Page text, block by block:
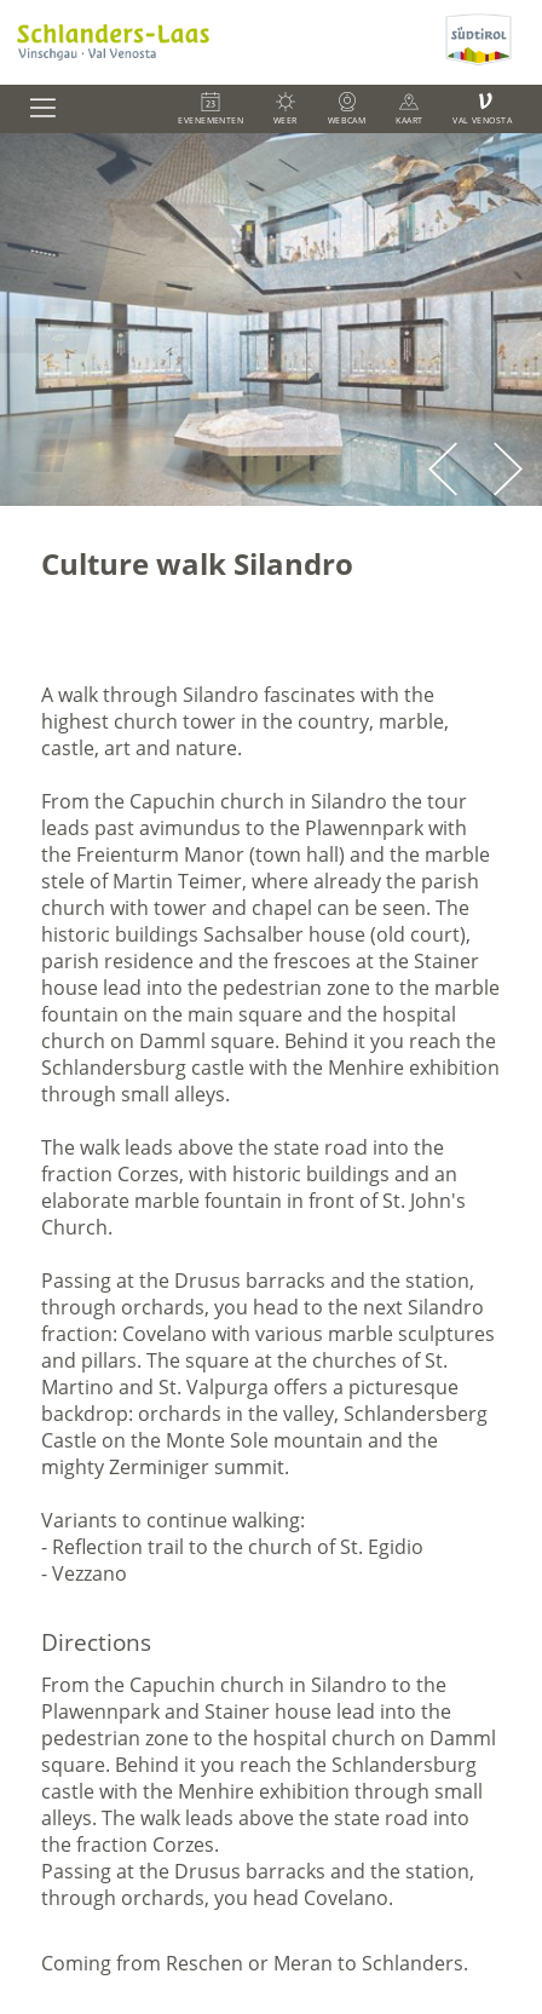
EVENEMENTEN WEER WEBCAM KAART
V
VAL VENOSTA
Culture walk Silandro
A walk through Silandro fascinates with the
highest church tower in the country, marble,
castle, art and nature.
From the Capuchin church in Silandro the tour
leads past avimundus to the Plawennpark with
the Freienturm Manor (town hall) and the marble
stele of Martin Teimer, where already the parish
church with tower and chapel can be seen. The
historic buildings Sachsalber house (old court),
parish residence and the frescoes at the Stainer
house lead into the pedestrian zone to the marble
fountain on the main square and the hospital
church on Damml square. Behind it you reach the
Schlandersburg castle with the Menhire exhibition
through small alleys.
The walk leads above the state road into the
fraction Corzes, with historic buildings and an
elaborate marble fountain in front of St. John's
Church.
Passing at the Drusus barracks and the station,
through orchards, you head to the next Silandro
fraction: Covelano with various marble sculptures
and pillars. The square at the churches of St.
Martino and St. Valpurga offers a picturesque
backdrop: orchards in the valley, Schlandersberg
Castle on the Monte Sole mountain and the
mighty Zerminiger summit.
Variants to continue walking:
- Reflection trail to the church of St. Egidio
- Vezzano
Directions
From the Capuchin church in Silandro to the
Plawennpark and Stainer house lead into the
pedestrian zone to the hospital church on Damml
square. Behind it you reach the Schlandersburg
castle with the Menhire exhibition through small
alleys. The walk leads above the state road into
the fraction Corzes.
Passing at the Drusus barracks and the station,
through orchards, you head Covelano.
Coming from Reschen or Meran to Schlanders.